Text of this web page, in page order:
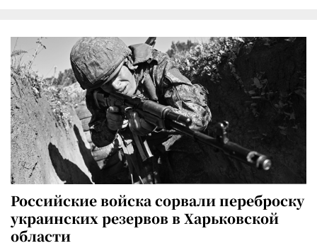
Российские войска сорвали переброску
украинских резервов в Харьковской
области